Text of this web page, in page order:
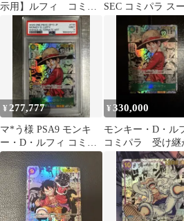
示用】ルフィ コミパ
SEC コミパラ スー
¥ 277,777
マ*う様 PSA9 モンキ
ー・D・ルフィ コミパ
ラ OP13-118 ワンピー
ス
¥330,000
モンキー・D・ル
コミパラ 受け継
る意思 op13-118